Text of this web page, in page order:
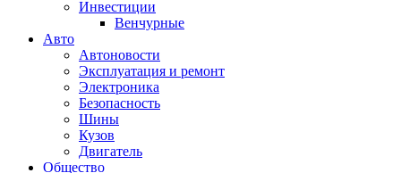
Инвестиции
Венчурные
Авто
Автоновости
Эксплуатация и ремонт
Электроника
Безопасность
Шины
Кузов
Двигатель
Общество